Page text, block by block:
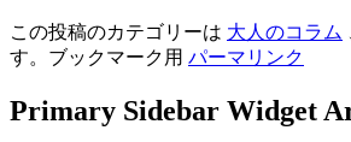
この投稿のカテゴリーは 大人のコラム
す。ブックマーク用 パーマリンク
Primary Sidebar Widget